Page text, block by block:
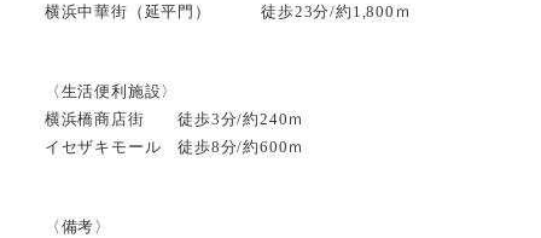
横浜中華街（延平門） 徒歩23分/約1,800ｍ
〈生活便利施設〉
横浜橋商店街 徒歩3分/約240ｍ
イセザキモール 徒歩8分/約600ｍ
〈備考〉